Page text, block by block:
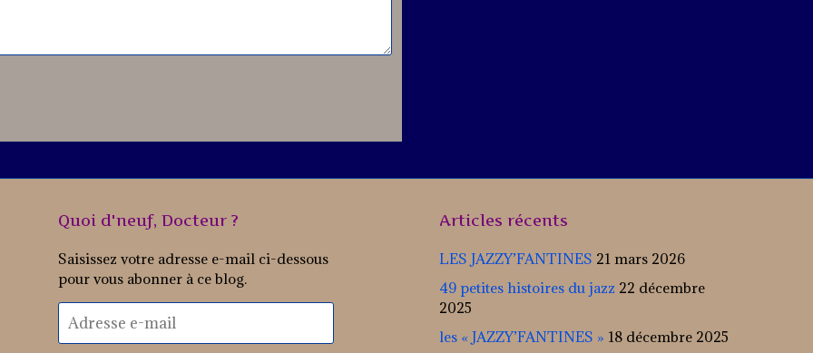
Quoi d'neuf, Docteur ?
Saisissez votre adresse e-mail ci-dessous
pour vous abonner à ce blog.
Adresse
e-
Articles récents
LES JAZZY’FANTINES 21 mars 2026
49 petites histoires du jazz 22 décembre
2025
les « JAZZY’FANTINES » 18 décembre 2025